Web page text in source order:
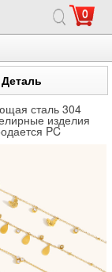
0
Деталь
сталь 304
изделия
PC